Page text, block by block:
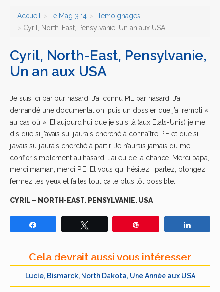
Accueil Le Mag 3.14
Témoignages
Cyril, North-East, Pensylvanie, Un an aux USA
Cyril, North-East, Pensylvanie,
Un an aux USA
Je suis ici par pur hasard. J’ai connu PIE par hasard. J’ai
demandé une documentation, puis un dossier que j’ai rempli «
au cas où ». Et aujourd’hui que je suis là (aux Etats-Unis) je me
dis que si j’avais su, j’aurais cherché à connaître PIE et que si
j’avais su j’aurais cherché à partir. Je n’aurais jamais du me
confier simplement au hasard. J’ai eu de la chance. Merci papa,
merci maman, merci PIE. Et vous qui hésitez : partez, plongez,
fermez les yeux et faites tout ça le plus tôt possible.
CYRIL – NORTH-EAST. PENSYLVANIE. USA
Cela devrait aussi vous intéresser
Lucie, Bismarck, North Dakota, Une Année aux USA